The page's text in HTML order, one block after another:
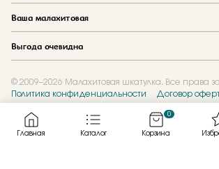
Ваша малахитовая
Где купить
Новости
Журнал
Выгода очевидна
Акции
Обмен и скупка
Подарочные сертификаты
© 2009–2026 Малахитовая шкатулка. Все права
Политика конфиденциальности
Договор
Главная Каталог Корзина
0